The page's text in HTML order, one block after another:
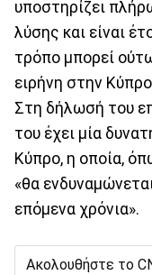
υποστηρίζει
λύσης και είναι
τρόπο μπορεί
ειρήνη στην
Στη δήλωσή του
του έχει μία
Κύπρο, η οποία,
«θα
επόμενα χρόνια».
Ακολουθήστε το